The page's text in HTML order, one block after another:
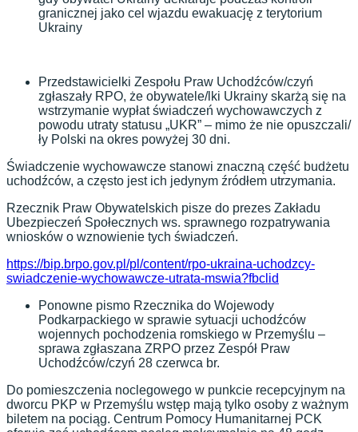
granicznej jako cel wjazdu ewakuację z terytorium
Ukrainy
Przedstawicielki Zespołu Praw Uchodźców/czyń
zgłaszały RPO, że obywatele/lki Ukrainy skarżą się na
wstrzymanie wypłat świadczeń wychowawczych z
powodu utraty statusu „UKR” – mimo że nie opuszczali/
ły Polski na okres powyżej 30 dni.
Świadczenie wychowawcze stanowi znaczną część budżetu
uchodźców, a często jest ich jedynym źródłem utrzymania.
Rzecznik Praw Obywatelskich pisze do prezes Zakładu
Ubezpieczeń Społecznych ws. sprawnego rozpatrywania
wniosków o wznowienie tych świadczeń.
https://bip.brpo.gov.pl/pl/content/rpo-ukraina-uchodzcy-
swiadczenie-wychowawcze-utrata-mswia?fbclid
Ponowne pismo Rzecznika do Wojewody
Podkarpackiego w sprawie sytuacji uchodźców
wojennych pochodzenia romskiego w Przemyślu –
sprawa zgłaszana ZRPO przez Zespół Praw
Uchodźców/czyń 28 czerwca br.
Do pomieszczenia noclegowego w punkcie recepcyjnym na
dworcu PKP w Przemyślu wstęp mają tylko osoby z ważnym
biletem na pociąg. Centrum Pomocy Humanitarnej PCK